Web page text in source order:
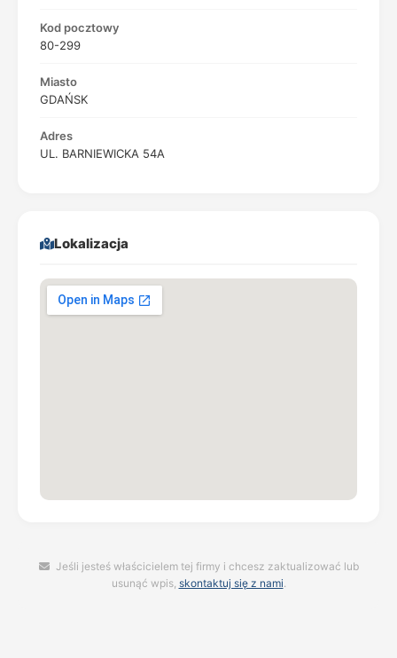
Kod pocztowy
80-299
Miasto
GDAŃSK
Adres
UL. BARNIEWICKA 54A
Lokalizacja
Jeśli jesteś właścicielem tej firmy i chcesz zaktualizować lub
usunąć wpis, skontaktuj się z nami.